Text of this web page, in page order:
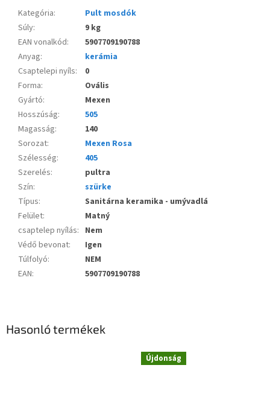
Kategória:
Pult mosdók
Súly:
9 kg
EAN vonalkód:
5907709190788
Anyag:
kerámia
Csaptelepi nyíls:
0
Forma:
Ovális
Gyártó:
Mexen
Hosszúság:
505
Magasság:
140
Sorozat:
Mexen Rosa
Szélesség:
405
Szerelés:
pultra
Szín:
szürke
Típus:
Sanitárna keramika - umývadlá
Felület:
Matný
csaptelep nyílás: Nem
Védő bevonat:
Igen
Túlfolyó:
NEM
EAN: 5907709190788
Hasonló termékek
Újdonság